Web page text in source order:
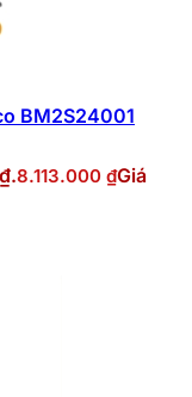
BM2S24001
8.113.000 ₫Giá